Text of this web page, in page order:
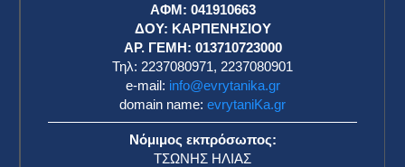
ΑΦΜ: 041910663
ΔΟΥ: ΚΑΡΠΕΝΗΣΙΟΥ
ΑΡ. ΓΕΜΗ: 013710723000
Τηλ: 2237080971, 2237080901
e-mail: info@evrytanika.gr
domain name: evrytaniKa.gr
Νόμιμος εκπρόσωπος:
ΤΣΩΝΗΣ ΗΛΙΑΣ